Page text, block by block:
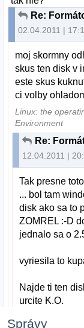
02.04.2011 |
moj skormny
skus ten disk v
este skus
ci volby
Linux: the
Environment
12.04.2011 |
Tak presne
... bol tam
disk ako sa to
ZOMREL :-D
jednalo sa o
vyriesila to
Najde ti ten
urcite K.O.
Správy